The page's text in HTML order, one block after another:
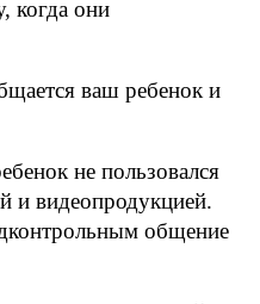
когда они
ваш ребенок и
не пользовался
и видеопродукцией.
общение